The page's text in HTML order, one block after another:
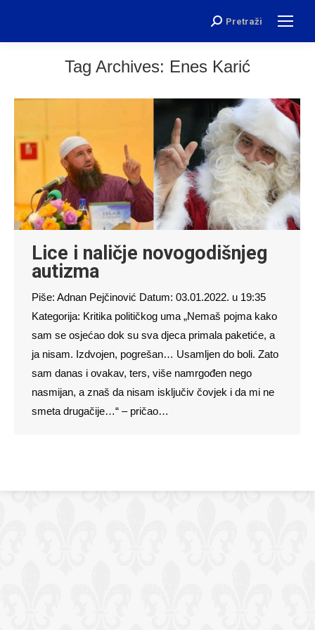
Search:
Pretraži
Tag Archives: Enes Karić
Lice i naličje novogodišnjeg
autizma
Piše: Adnan Pejčinović Datum: 03.01.2022. u 19:35
Kategorija: Kritika političkog uma „Nemaš pojma kako
sam se osjećao dok su sva djeca primala paketiće, a
ja nisam. Izdvojen, pogrešan… Usamljen do boli. Zato
sam danas i ovakav, ters, više namrgođen nego
nasmijan, a znaš da nisam isključiv čovjek i da mi ne
smeta drugačije…“ – pričao…